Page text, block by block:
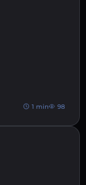
1 min 98